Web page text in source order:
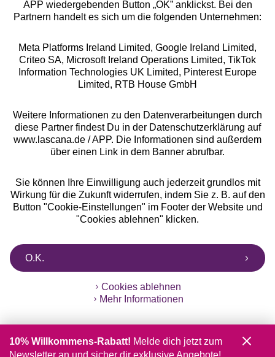
Alle Preise inkl. MwSt., zzgl.
Versandkosten
** Bonität vorausgesetzt, berechtigt zur Bonitätsprüfung
APP wiedergebenden Button „OK” anklickst. Bei den
Partnern handelt es sich um die folgenden Unternehmen:
Meta Platforms Ireland Limited, Google Ireland Limited,
Criteo SA, Microsoft Ireland Operations Limited, TikTok
Information Technologies UK Limited, Pinterest Europe
Limited, RTB House GmbH
Weitere Informationen zu den Datenverarbeitungen durch
diese Partner findest Du in der Datenschutzerklärung auf
www.lascana.de / APP. Die Informationen sind außerdem
über einen Link in dem Banner abrufbar.
Sie können Ihre Einwilligung auch jederzeit grundlos mit
Wirkung für die Zukunft widerrufen, indem Sie z. B. auf den
Button "Cookie-Einstellungen" im Footer der Website und
"Cookies ablehnen" klicken.
O.K.
Cookies ablehnen
Mehr Informationen
10% Willkommens-Rabatt! Melde dich jetzt zum
Newsletter an und sicher dir exklusive Angebote!